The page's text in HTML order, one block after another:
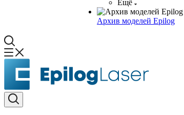
Ещё
Архив моделей Epilog